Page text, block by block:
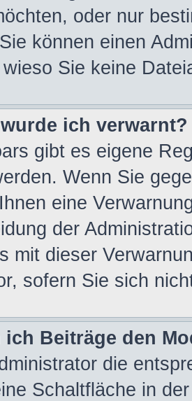
oder nur
können einen
Sie keine
ich verwarnt?
gibt es eigene
Wenn Sie
eine
der
mit dieser
sofern Sie sich
ich Beiträge den
die
Schaltfläche in